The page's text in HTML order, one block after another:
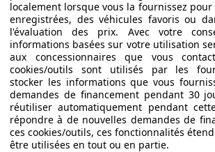
le minimalisme du i-Cockpit s'est
SW offre beaucoup plus de
dépendra de votre taille, comme
continuera cette tradition.
pratiques, des points de charge
à l'avant, car la banquette arrière
localement lorsque vous la fournissez pour
enregistrées, des véhicules favoris ou
l'évaluation des prix. Avec votre
informations basées sur votre utilisation
aux concessionnaires que vous
cookies/outils sont utilisés par les
stocker les informations que vous
demandes de financement pendant 30
réutiliser automatiquement pendant
répondre à de nouvelles demandes de
ces cookies/outils, ces fonctionnalités
être utilisées en tout ou en partie.